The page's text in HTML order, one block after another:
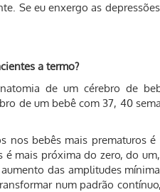
Se eu enxergo as
a termo?
de um cérebro de
de um bebê com 37, 40
nos bebês mais prematuros
mais próxima do zero, do
das amplitudes
num padrão